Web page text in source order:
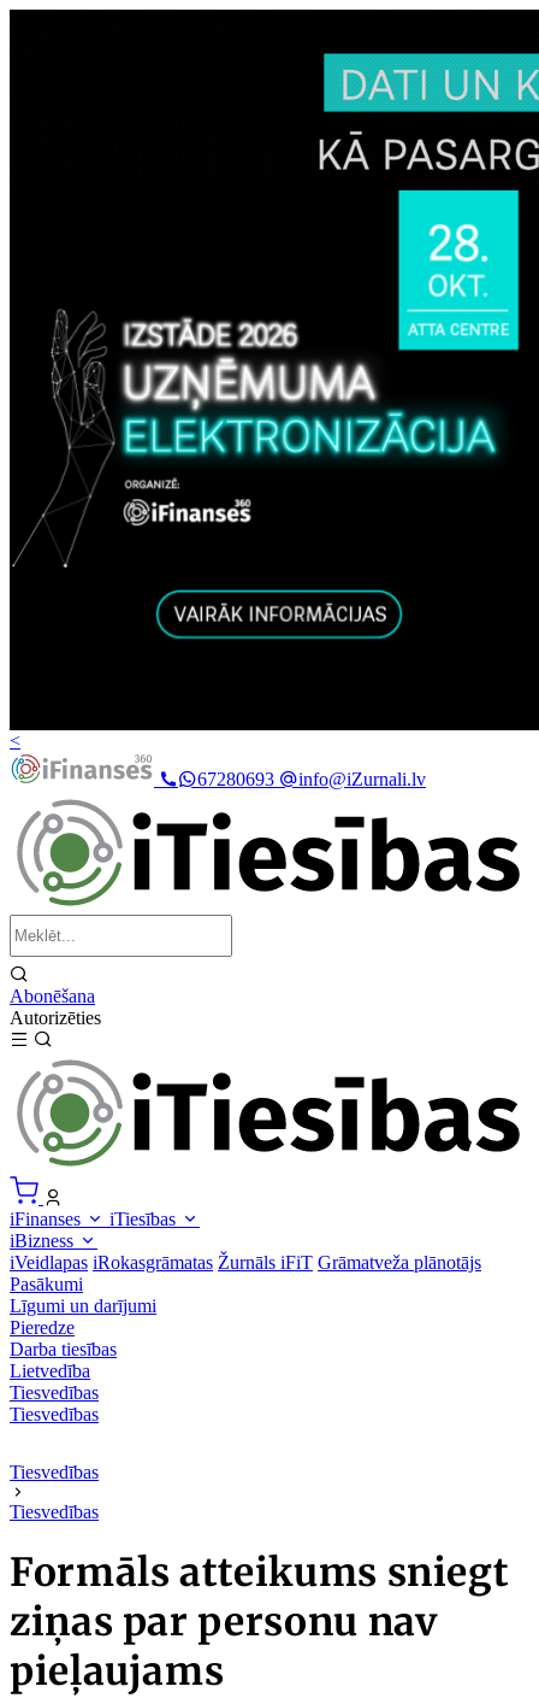
<
67280693
info@iZurnali.lv
Abonēšana
Autorizēties
iFinanses
iTiesības
iBizness
iVeidlapas iRokasgrāmatas Žurnāls iFiT Grāmatveža plānotājs
Pasākumi
Līgumi un darījumi
Pieredze
Darba tiesības
Lietvedība
Tiesvedības
Tiesvedības
Tiesvedības
Tiesvedības
Formāls atteikums sniegt
ziņas par personu nav
pieļaujams